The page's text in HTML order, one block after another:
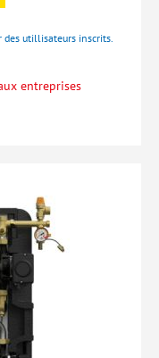
des utillisateurs inscrits.
entreprises